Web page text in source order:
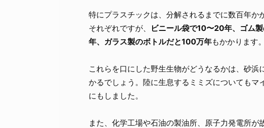
特にプラスチックは、分解されるまでに数百年
それぞれですが、
ビニール袋で10〜20年、ゴム
年、ガラス製のボトルだと100万年もかかります。
これらを口にした野生生物がどうなるかは、砂
かるでしょう。陸に生息するミミズについても
にもしました。
また、化学工場や石油の製油所、原子力発電所